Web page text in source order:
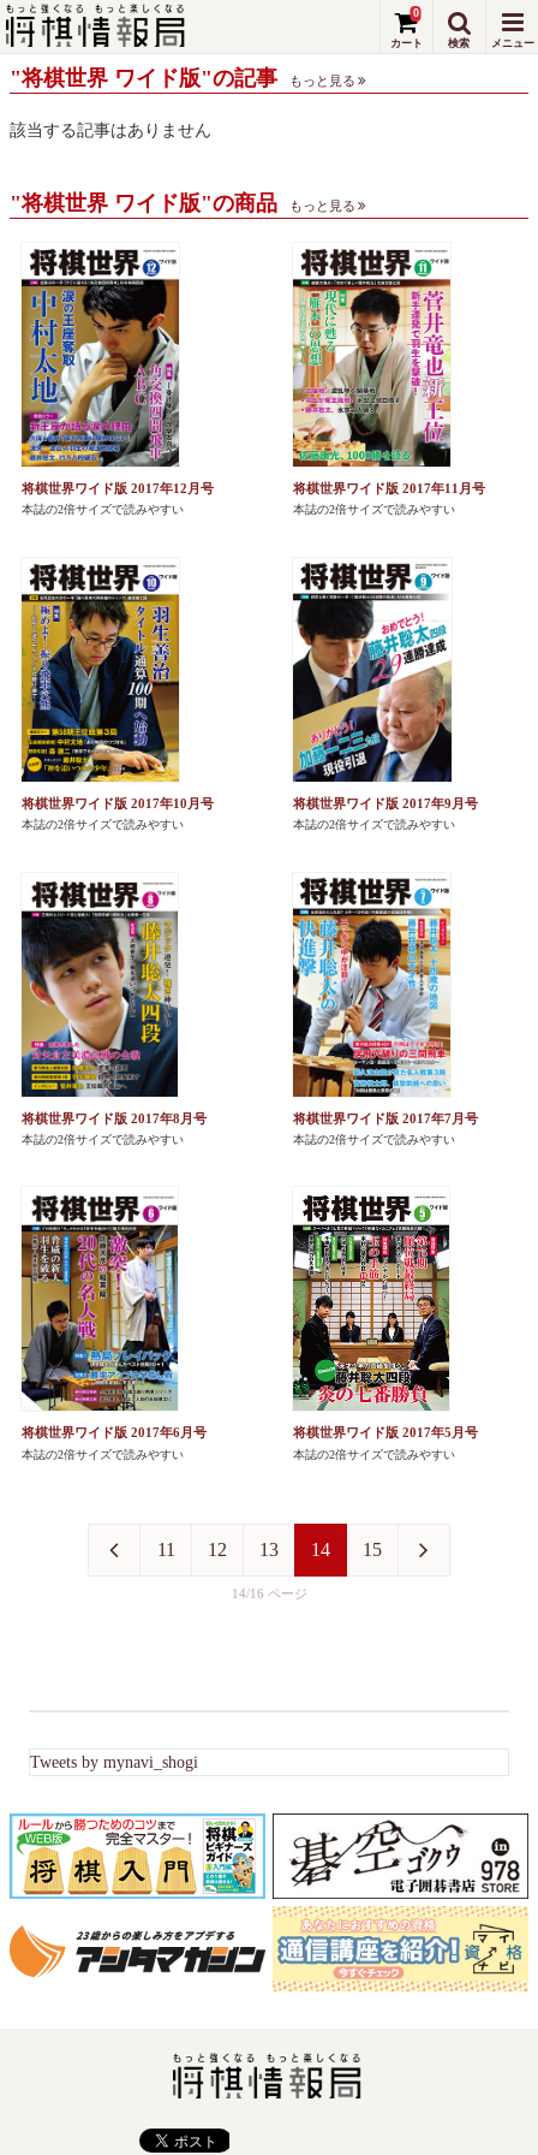
0
"将棋世界 ワイド版"の記事 もっと見る
該当する記事はありません
"将棋世界 ワイド版"の商品 もっと見る
将棋世界ワイド版 2017年12月号
本誌の2倍サイズで読みやすい
将棋世界ワイド版 2017年11月号
本誌の2倍サイズで読みやすい
将棋世界ワイド版 2017年10月号
本誌の2倍サイズで読みやすい
将棋世界ワイド版 2017年9月号
本誌の2倍サイズで読みやすい
将棋世界ワイド版 2017年8月号
本誌の2倍サイズで読みやすい
将棋世界ワイド版 2017年7月号
本誌の2倍サイズで読みやすい
将棋世界ワイド版 2017年6月号
本誌の2倍サイズで読みやすい
将棋世界ワイド版 2017年5月号
本誌の2倍サイズで読みやすい
14/16
11 12 13 14 15
Tweets by mynavi_shogi